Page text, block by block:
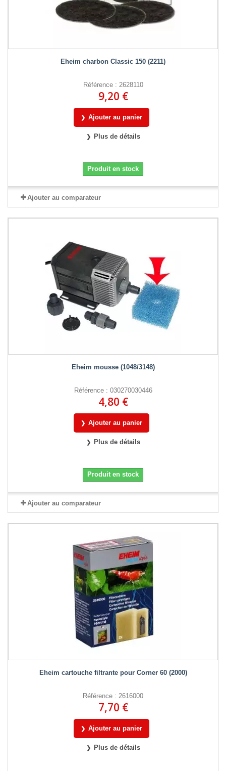
Eheim charbon Classic 150 (2211)
Référence : 2628110
9,20 €
Ajouter au panier
Plus de détails
Produit en stock
Ajouter au comparateur
Eheim mousse (1048/3148)
Référence : 030270030446
4,80 €
Ajouter au panier
Plus de détails
Produit en stock
Ajouter au comparateur
Eheim cartouche filtrante pour Corner 60 (2000)
Référence : 2616000
7,70 €
Ajouter au panier
Plus de détails